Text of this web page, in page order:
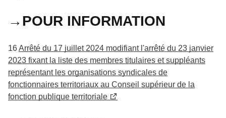
→POUR INFORMATION
16Arrêté du 17 juillet 2024 modifiant l'arrêté du 23 janvier
2023 fixant la liste des membres titulaires et suppléants
représentant les organisations syndicales de
fonctionnaires territoriaux au Conseil supérieur de la
fonction publique territoriale